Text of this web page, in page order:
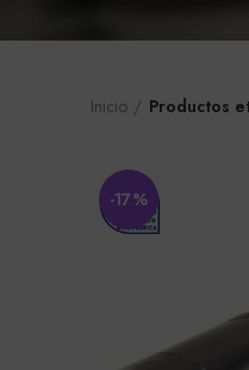
Inicio Productos
-17%